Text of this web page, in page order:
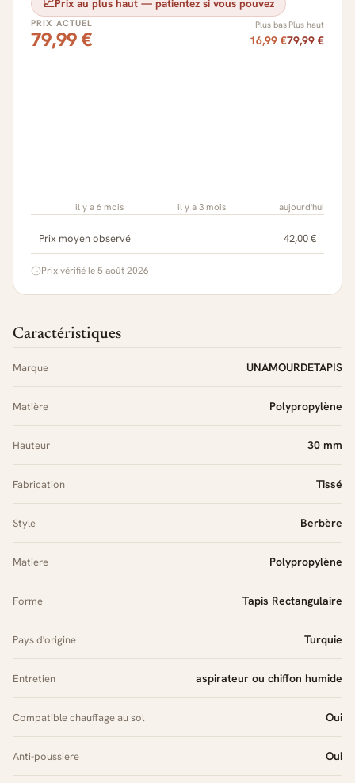
📈Prix au plus haut — patientez si vous pouvez
PRIX ACTUEL
79,99 €
Plus bas
16,99 €
Plus haut
79,99 €
il y a 6 mois il y a 3 mois aujourd'hui
Prix moyen observé 42,00 €
Prix vérifié le 5 août 2026
Caractéristiques
Marque UNAMOURDETAPIS
Matière Polypropylène
Hauteur 30 mm
Fabrication Tissé
Style Berbère
Matiere Polypropylène
Forme Tapis Rectangulaire
Pays d'origine Turquie
Entretien aspirateur ou chiffon humide
Compatible chauffage au sol Oui
Anti-poussiere Oui